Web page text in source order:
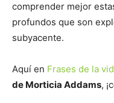
comprender mejor
profundos que son
subyacente.
Aquí en Frases de la
de Morticia Addams,